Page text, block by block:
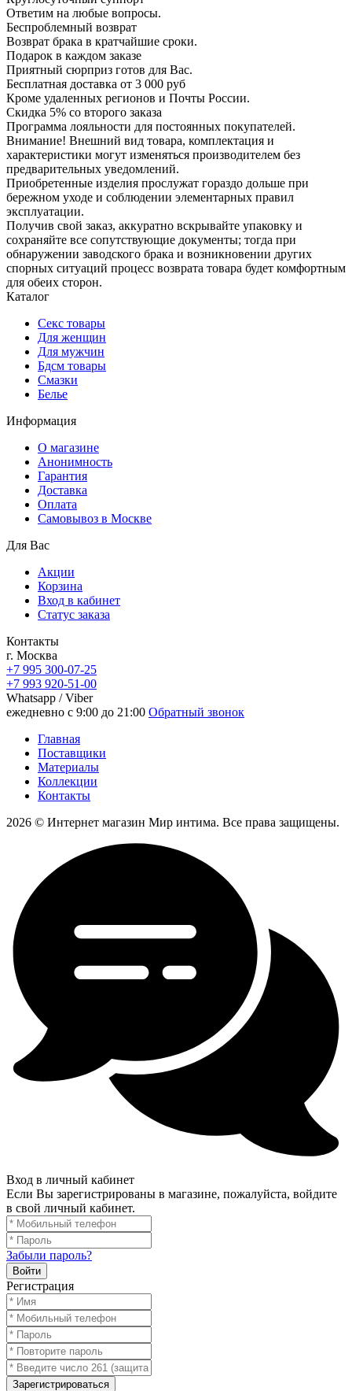
Ответим на любые вопросы.
Беспроблемный возврат
Возврат брака в кратчайшие сроки.
Подарок в каждом заказе
Приятный сюрприз готов для Вас.
Бесплатная доставка от 3 000 руб
Кроме удаленных регионов и Почты России.
Скидка 5% со второго заказа
Программа лояльности для постоянных покупателей.
Внимание! Внешний вид товара, комплектация и
характеристики могут изменяться производителем без
предварительных уведомлений.
Приобретенные изделия прослужат гораздо дольше при
бережном уходе и соблюдении элементарных правил
эксплуатации.
Получив свой заказ, аккуратно вскрывайте упаковку и
сохраняйте все сопутствующие документы; тогда при
обнаружении заводского брака и возникновении других
спорных ситуаций процесс возврата товара будет комфортным
для обеих сторон.
Каталог
Секс товары
Для женщин
Для мужчин
Бдсм товары
Смазки
Белье
Информация
О магазине
Анонимность
Гарантия
Доставка
Oплата
Самовывоз в Москве
Для Вас
Акции
Корзина
Вход в кабинет
Статус заказа
Контакты
г. Москва
+7 995 300-07-25
+7 993 920-51-00
Whatsapp / Viber
ежедневно с 9:00 до 21:00 Обратный звонок
Главная
Поставщики
Материалы
Коллекции
Контакты
2026 © Интернет магазин Мир интима. Все права защищены.
Вход в личный кабинет
Если Вы зарегистрированы в магазине, пожалуйста, войдите
в свой личный кабинет.
Забыли пароль?
Войти
Регистрация
Зарегистрироваться